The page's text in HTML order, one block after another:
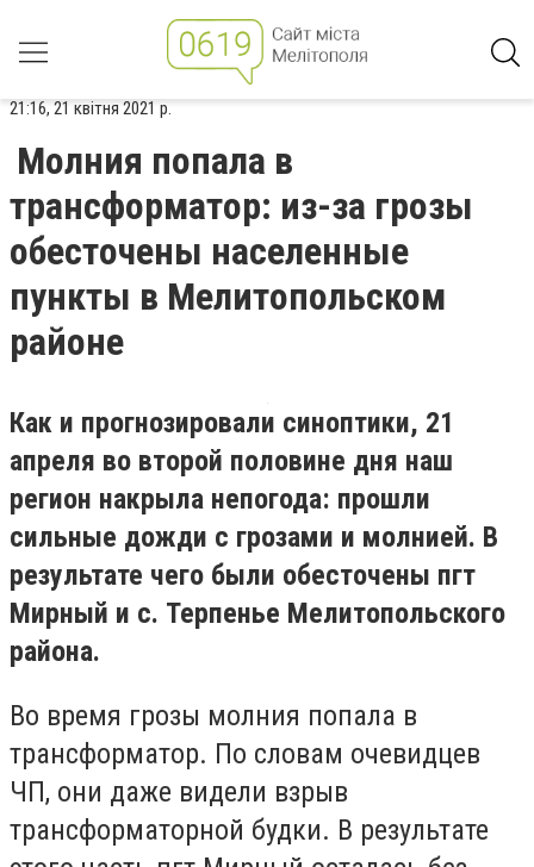
21:16, 21 квітня 2021 р.
Молния попала в
трансформатор: из-за грозы
обесточены населенные
пункты в Мелитопольском
районе
Как и прогнозировали синоптики, 21
апреля во второй половине дня наш
регион накрыла непогода: прошли
сильные дожди с грозами и молнией. В
результате чего были обесточены пгт
Мирный и с. Терпенье Мелитопольского
района.
Во время грозы молния попала в
трансформатор. По словам очевидцев
ЧП, они даже видели взрыв
трансформаторной будки. В результате